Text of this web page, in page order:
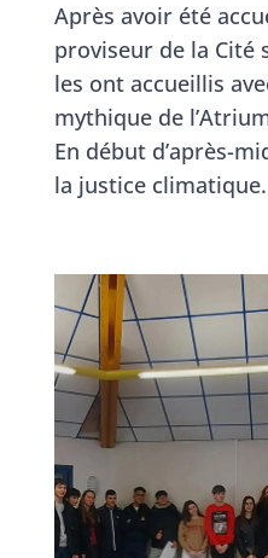
Après avoir été
proviseur de la Cité
les ont accueillis
mythique de
En début d’après-
la justice climatique.